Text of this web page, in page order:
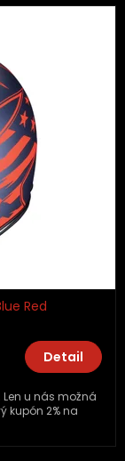
Red
Detail
Len u nás možná
kupón 2% na